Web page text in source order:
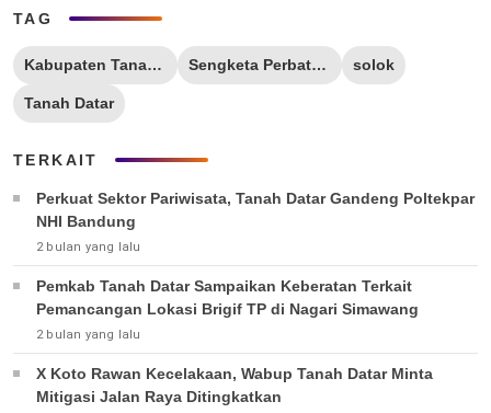
TAG
Kabupaten Tanah Datar Sengketa Perbatasan solok
Tanah Datar
TERKAIT
Perkuat Sektor Pariwisata, Tanah Datar Gandeng Poltekpar
NHI Bandung
2 bulan yang lalu
Pemkab Tanah Datar Sampaikan Keberatan Terkait
Pemancangan Lokasi Brigif TP di Nagari Simawang
2 bulan yang lalu
X Koto Rawan Kecelakaan, Wabup Tanah Datar Minta
Mitigasi Jalan Raya Ditingkatkan